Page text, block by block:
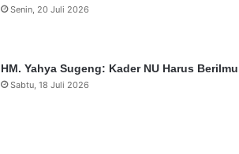
Senin, 20 Juli 2026
HM. Yahya Sugeng: Kader NU Harus
Sabtu, 18 Juli 2026